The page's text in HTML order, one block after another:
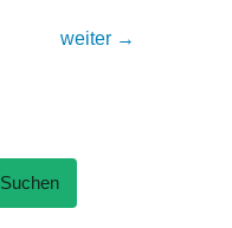
weiter →
Suchen